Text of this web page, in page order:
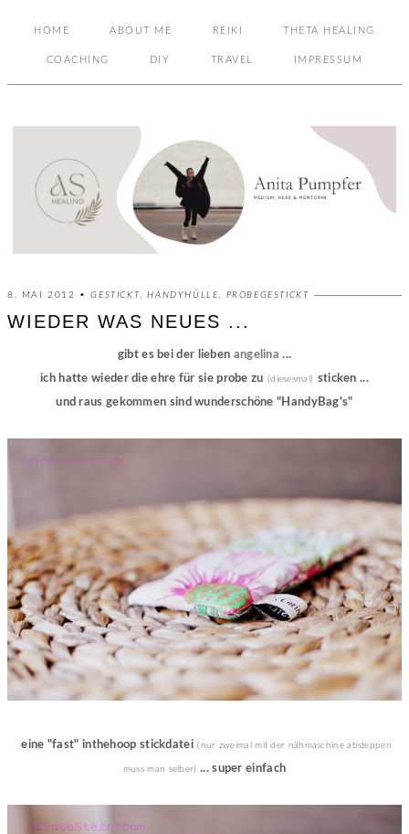
HOME ABOUT ME REIKI THETA HEALING
COACHING DIY TRAVEL IMPRESSUM
8. MAI 2012 •GESTICKT ,HANDYHÜLLE PROBEGESTICKT
WIEDER WAS NEUES ...
gibt es bei der lieben angelina ...
ich hatte wieder die ehre für sie probe zu (diesesmal) sticken ...
und raus gekommen sind wunderschöne "HandyBag's"
eine "fast" inthehoop stickdatei (nur zweimal mit der nähmaschine absteppen
muss man selber) ... super einfach